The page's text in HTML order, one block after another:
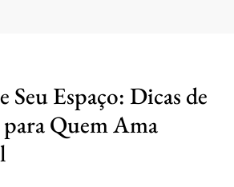
Seu Espaço: Dicas de
Quem Ama